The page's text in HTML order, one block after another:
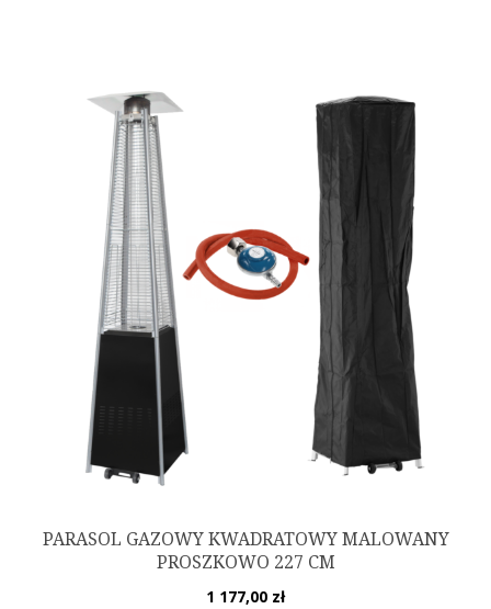
PARASOL GAZOWY KWADRATOWY MALOWANY
PROSZKOWO 227 CM
1 177,00 zł